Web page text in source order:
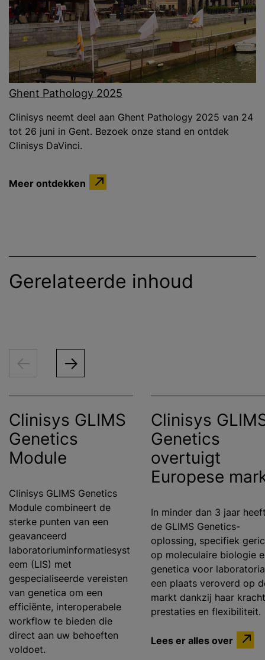
Ghent Pathology 2025
Clinisys neemt deel aan Ghent Pathology 2025 van 24
tot 26 juni in Gent. Bezoek onze stand en ontdek
Clinisys DaVinci.
Meer ontdekken
Gerelateerde inhoud
Clinisys GLIMS
Genetics
Module
Clinisys GLIMS Genetics
Module combineert de
sterke punten van een
geavanceerd
laboratoriuminformatiesyst
eem (LIS) met
gespecialiseerde vereisten
van genetica om een ​​
efficiënte, interoperabele
workflow te bieden die
direct aan uw behoeften
voldoet.
Clinisys
Genetics
overtuigt
Europese
In minder dan 3 jaar
de GLIMS Genetics-
oplossing, specifiek
op moleculaire biologie
genetica voor
een plaats veroverd op
markt dankzij haar
prestaties en flexibiliteit.
Lees er alles over